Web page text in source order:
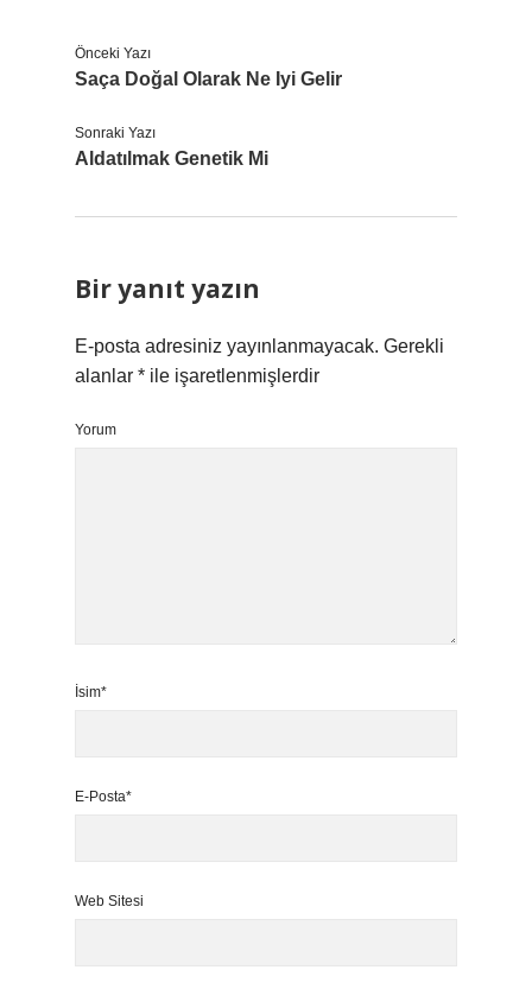
Önceki Yazı
Saça Doğal Olarak Ne Iyi Gelir
Sonraki Yazı
Aldatılmak Genetik Mi
Bir yanıt yazın
E-posta adresiniz yayınlanmayacak. Gerekli
alanlar * ile işaretlenmişlerdir
Yorum
İsim*
E-Posta*
Web Sitesi